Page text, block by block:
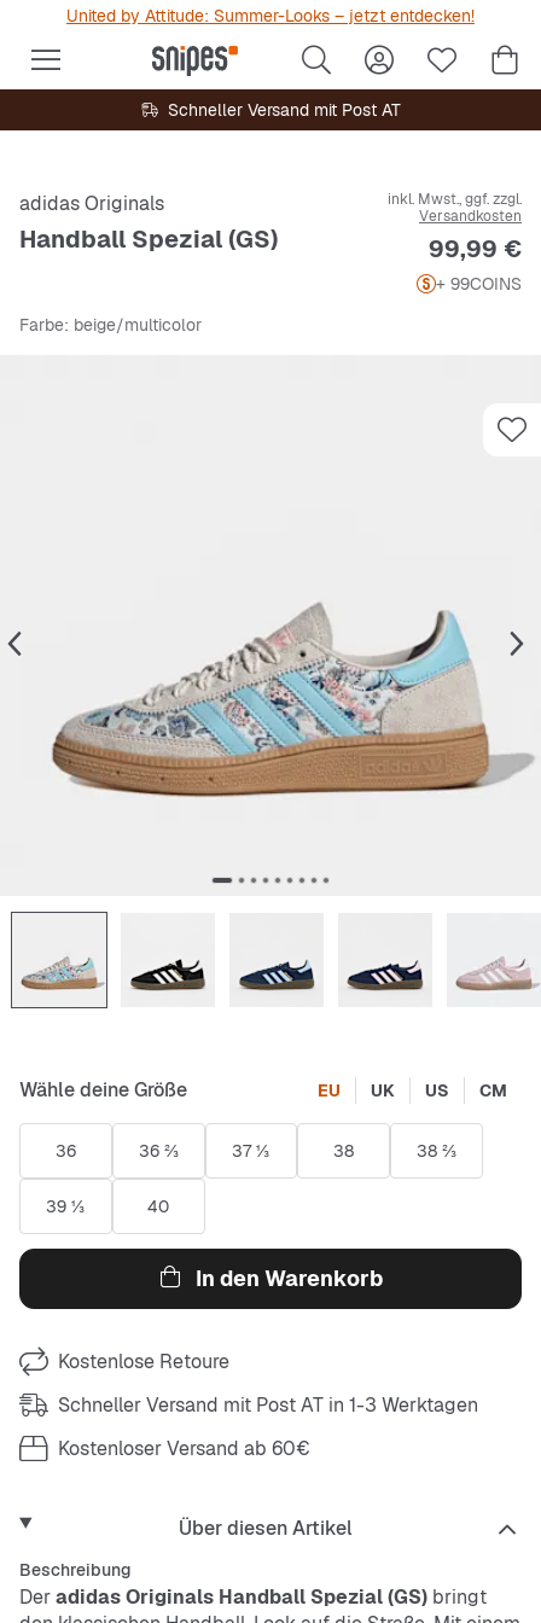
United by Attitude: Summer-Looks – jetzt entdecken!
Schneller Versand mit Post AT
adidas Originals
Handball Spezial (GS)
inkl. Mwst., ggf. zzgl.
Versandkosten
Preis
99,99 €
+ 99COINS
Farbe: beige/multicolor
Wähle deine Größe EU UK US CM
36 36 ⅔ 37 ⅓ 38 38 ⅔
39 ⅓ 40
In den Warenkorb
Kostenlose Retoure
Schneller Versand mit Post AT in 1-3 Werktagen
Kostenloser Versand ab 60€
Über diesen Artikel
Beschreibung
Deradidas Originals Handball Spezial (GS) bringt